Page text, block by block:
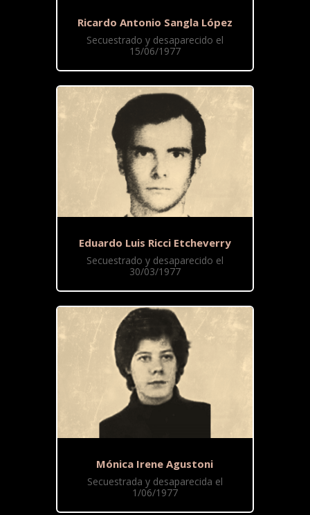
Ricardo Antonio Sangla López
Secuestrado y desaparecido el
15/06/1977
Eduardo Luis Ricci Etcheverry
Secuestrado y desaparecido el
30/03/1977
Mónica Irene Agustoni
Secuestrada y desaparecida el
1/06/1977